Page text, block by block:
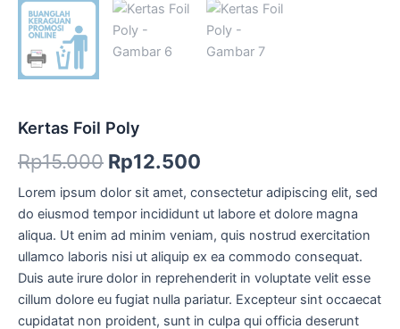
Kertas Foil Poly
Rp15.000 Rp12.500
Lorem ipsum dolor sit amet, consectetur adipiscing elit, sed
do eiusmod tempor incididunt ut labore et dolore magna
aliqua. Ut enim ad minim veniam, quis nostrud exercitation
ullamco laboris nisi ut aliquip ex ea commodo consequat.
Duis aute irure dolor in reprehenderit in voluptate velit esse
cillum dolore eu fugiat nulla pariatur. Excepteur sint occaecat
cupidatat non proident, sunt in culpa qui officia deserunt